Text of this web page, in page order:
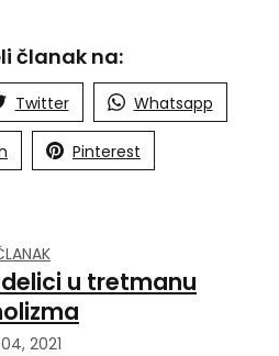
članak na:
Twitter Whatsapp
Pinterest
u tretmanu
2021